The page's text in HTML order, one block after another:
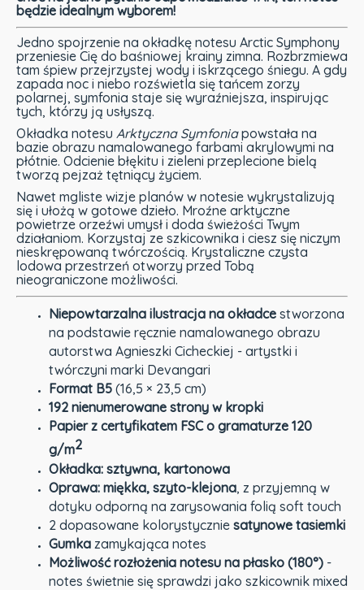
będzie idealnym wyborem!
Jedno spojrzenie na okładkę notesu Arctic Symphony
przeniesie Cię do baśniowej krainy zimna. Rozbrzmiewa
tam śpiew przejrzystej wody i iskrzącego śniegu. A gdy
zapada noc i niebo rozświetla się tańcem zorzy
polarnej, symfonia staje się wyraźniejsza, inspirując
tych, którzy ją usłyszą.
Okładka notesu Arktyczna Symfoniapowstała na
bazie obrazu namalowanego farbami akrylowymi na
płótnie. Odcienie błękitu i zieleni przeplecione bielą
tworzą pejzaż tętniący życiem.
Nawet mgliste wizje planów w notesie wykrystalizują
się i ułożą w gotowe dzieło. Mroźne arktyczne
powietrze orzeźwi umysł i doda świeżości Twym
działaniom. Korzystaj ze szkicownika i ciesz się niczym
nieskrępowaną twórczością. Krystaliczne czysta
lodowa przestrzeń otworzy przed Tobą
nieograniczone możliwości.
Niepowtarzalna ilustracja na okładcestworzona
na podstawie ręcznie namalowanego obrazu
autorstwa Agnieszki Cicheckiej - artystki i
twórczyni marki Devangari
Format B5(16,5 × 23,5 cm)
192 nienumerowane strony w kropki
Papier z certyfikatem FSC o gramaturze 120
g/m2
Okładka: sztywna, kartonowa
Oprawa: miękka, szyto-klejona, z przyjemną w
dotyku odporną na zarysowania folią soft touch
2 dopasowane kolorystycznie satynowe tasiemki
Gumkazamykająca notes
Możliwość rozłożenia notesu na płasko (180°) -
notes świetnie się sprawdzi jako szkicownik mixed